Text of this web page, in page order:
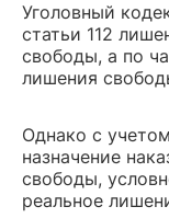
Уголовный
статьи 112
свободы, а по
лишения
Однако с
назначение
свободы,
реальное